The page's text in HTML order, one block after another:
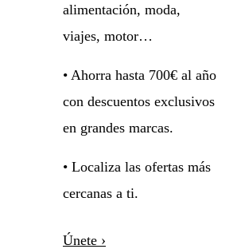
alimentación, moda,
viajes, motor…
• Ahorra hasta 700€ al año
con descuentos exclusivos
en grandes marcas.
• Localiza las ofertas más
cercanas a ti.
Únete ›